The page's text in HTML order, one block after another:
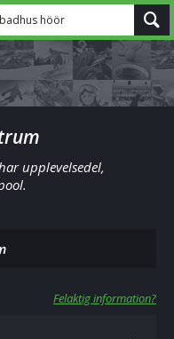
badhus höör
upplevelsedel,
Felaktig information?